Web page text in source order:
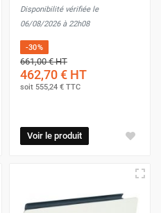
Disponibilité vérifiée le
06/08/2026 à 22h08
-30%
661,00 €HT
462,70 € HT
soit 555,24 € TTC
Voir le produit